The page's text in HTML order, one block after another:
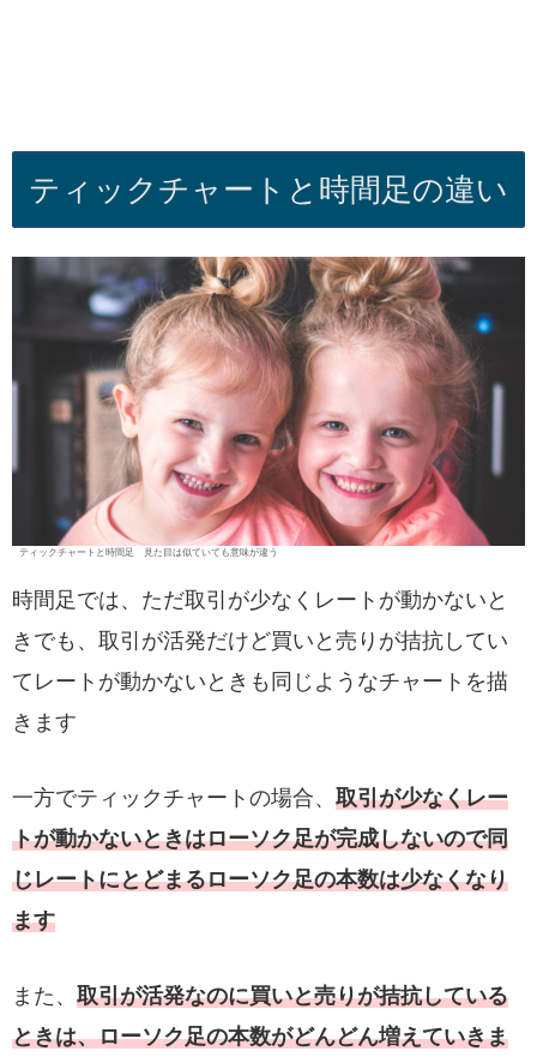
ティックチャートと時間足の違い
ティックチャートと時間足 見た目は似ていても意味が違う
時間足では、ただ取引が少なくレートが動かないと
きでも、取引が活発だけど買いと売りが拮抗してい
てレートが動かないときも同じようなチャートを描
きます
一方でティックチャートの場合、 取引が少なくレー
トが動かないときはローソク足が完成しないので同
じレートにとどまるローソク足の本数は少なくなり
ます
また、 取引が活発なのに買いと売りが拮抗している
ときは、ローソク足の本数がどんどん増えていきま